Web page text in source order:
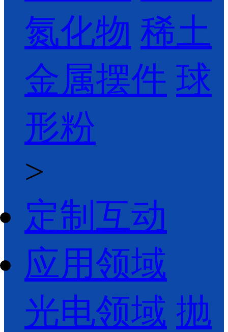
氮化物 稀土
金属摆件 球
形粉
>
定制互动
应用领域
光电领域 抛